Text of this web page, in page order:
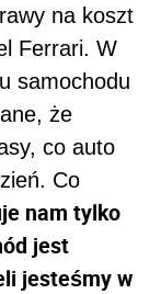
na koszt
Ferrari. W
samochodu
że
co auto
Co
nam tylko
jest
jesteśmy w